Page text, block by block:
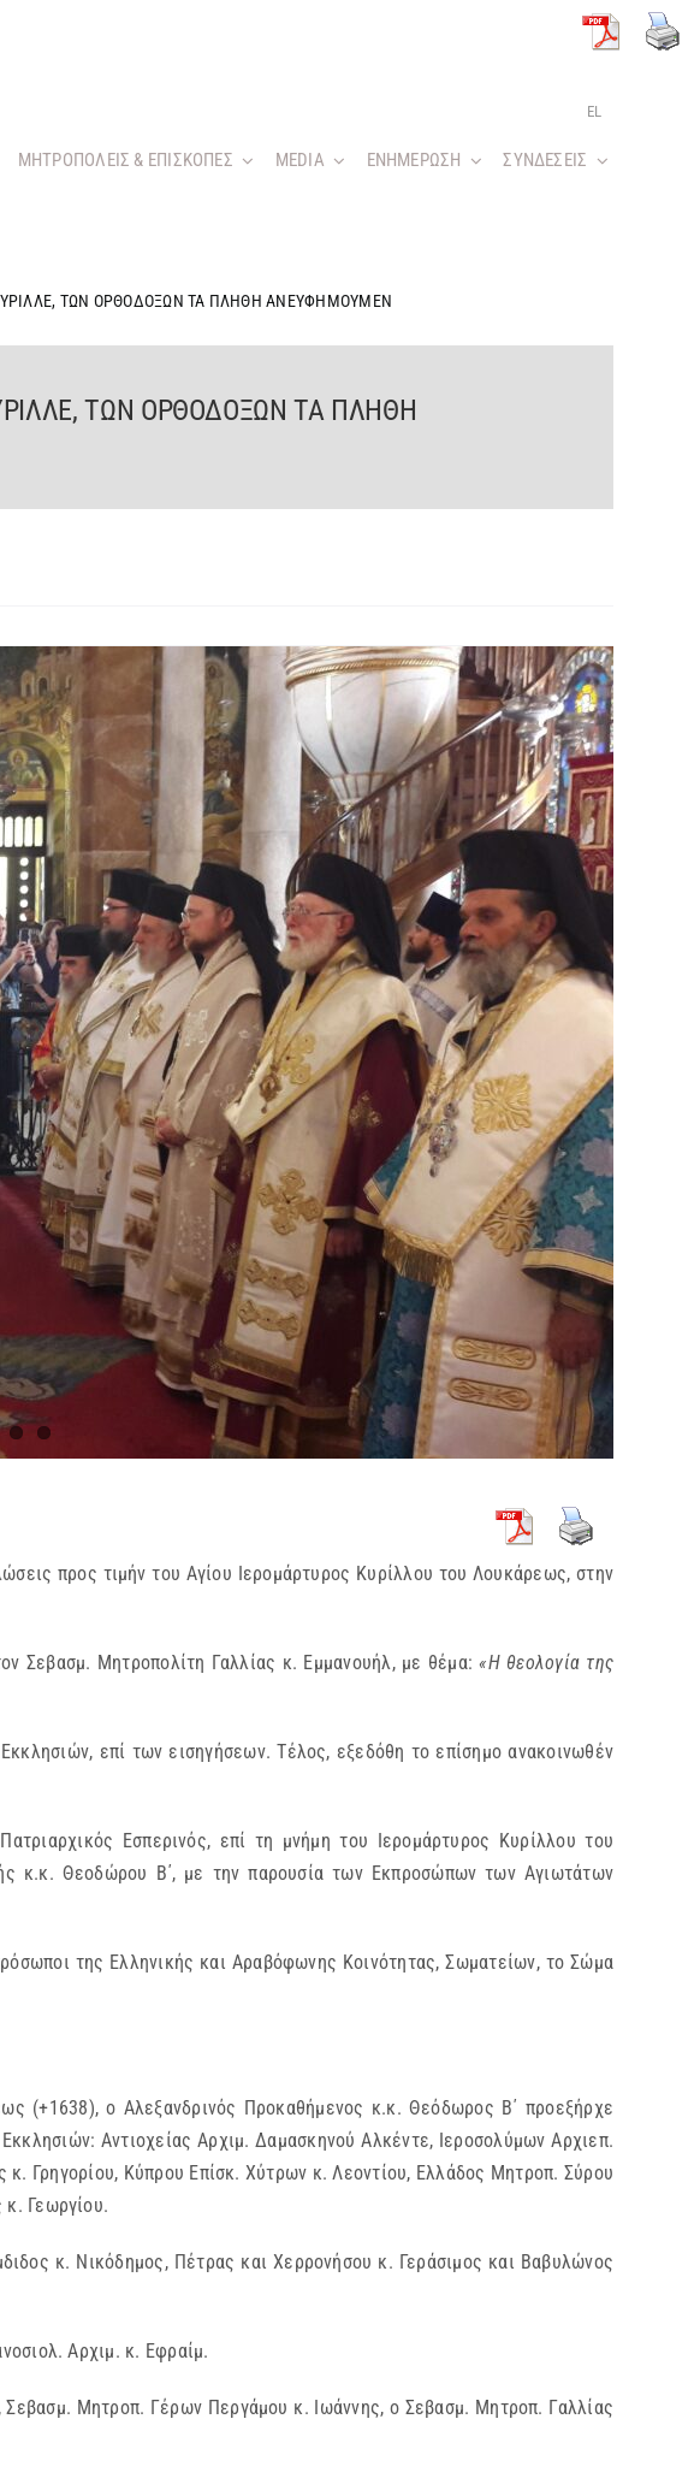
EL
ΜΗΤΡΟΠΟΛΕΙΣ & ΕΠΙΣΚΟΠΕΣ MEDIA ΕΝΗΜΕΡΩΣΗ ΣΥΝΔΕΣΕΙΣ
ΤΩΝ ΟΡΘΟΔΟΞΩΝ ΤΑ ΠΛΗΘΗ ΑΝΕΥΦΗΜΟΥΜΕΝ
ΤΩΝ ΟΡΘΟΔΟΞΩΝ ΤΑ ΠΛΗΘΗ
προς τιμήν του Αγίου Ιερομάρτυρος Κυρίλλου του Λουκάρεως, στην
Σεβασμ. Μητροπολίτη Γαλλίας κ. Εμμανουήλ, με θέμα:«Η θεολογία της
επί των εισηγήσεων. Τέλος, εξεδόθη το επίσημο ανακοινωθέν
Εσπερινός, επί τη μνήμη του Ιερομάρτυρος Κυρίλλου του
κ.κ. Θεοδώρου Β΄, με την παρουσία των Εκπροσώπων των Αγιωτάτων
της Ελληνικής και Αραβόφωνης Κοινότητας, Σωματείων, το Σώμα
(+1638), ο Αλεξανδρινός Προκαθήμενος κ.κ. Θεόδωρος Β΄ προεξήρχε
Αντιοχείας Αρχιμ. Δαμασκηνού Αλκέντε, Ιεροσολύμων Αρχιεπ.
Γρηγορίου, Κύπρου Επίσκ. Χύτρων κ. Λεοντίου, Ελλάδος Μητροπ. Σύρου
Γεωργίου.
κ. Νικόδημος, Πέτρας και Χερρονήσου κ. Γεράσιμος και Βαβυλώνος
Αρχιμ. κ. Εφραίμ.
Μητροπ. Γέρων Περγάμου κ. Ιωάννης, ο Σεβασμ. Μητροπ. Γαλλίας